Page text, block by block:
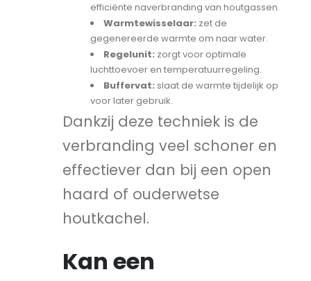
efficiënte naverbranding van houtgassen.
Warmtewisselaar: zet de
gegenereerde warmte om naar water.
Regelunit: zorgt voor optimale
luchttoevoer en temperatuurregeling.
Buffervat: slaat de warmte tijdelijk op
voor later gebruik.
Dankzij deze techniek is de
verbranding veel schoner en
effectiever dan bij een open
haard of ouderwetse
houtkachel.
Kan een